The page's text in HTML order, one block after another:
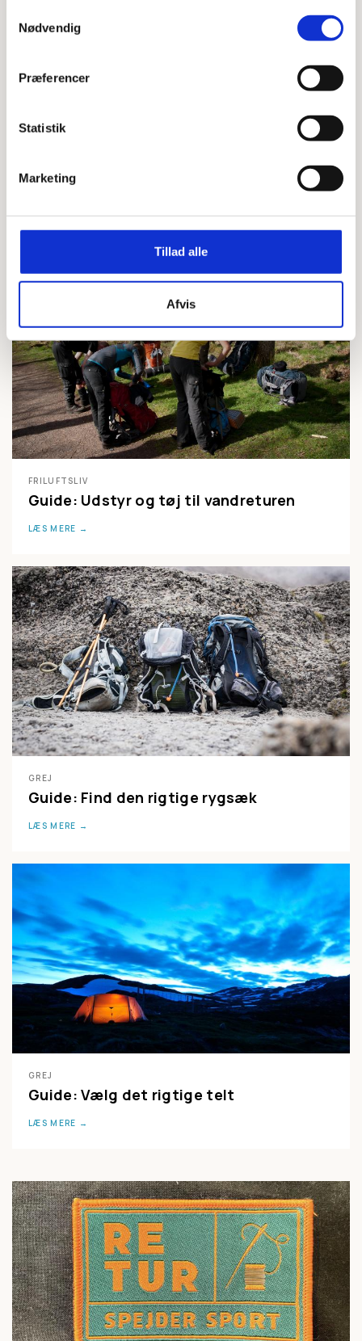
Nødvendig
Præferencer
Statistik
Marketing
Tillad alle
Afvis
GREJ
LÆS MERE
FRILUFTSLIV
Guide: Udstyr og tøj til vandreturen
LÆS MERE
GREJ
Guide: Find den rigtige rygsæk
LÆS MERE
GREJ
Guide: Vælg det rigtige telt
LÆS MERE